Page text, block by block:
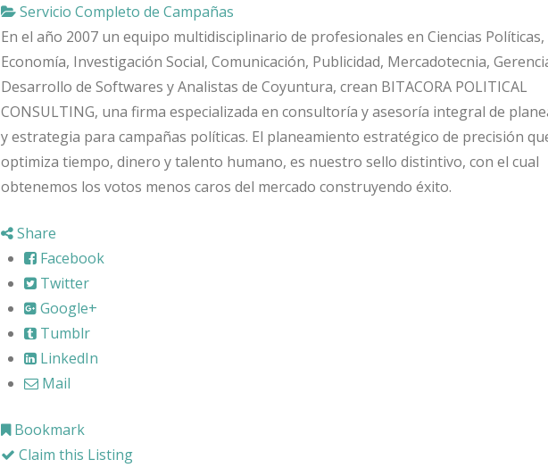
Servicio Completo de Campañas
En el año 2007 un equipo multidisciplinario de profesionales en Ciencias Políticas,
Economía, Investigación Social, Comunicación, Publicidad, Mercadotecnia,
Desarrollo de Softwares y Analistas de Coyuntura, crean BITACORA POLITICAL
CONSULTING, una firma especializada en consultoría y asesoría integral de
y estrategia para campañas políticas. El planeamiento estratégico de precisión
optimiza tiempo, dinero y talento humano, es nuestro sello distintivo, con el cual
obtenemos los votos menos caros del mercado construyendo éxito.
Share
Facebook
Twitter
Google+
Tumblr
LinkedIn
Mail
Bookmark
Claim this Listing